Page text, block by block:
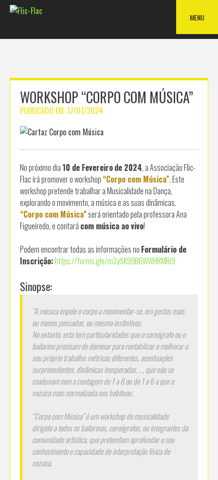
Skip
MENU
WORKSHOP “CORPO COM MÚSICA”
PUBLICADO EM:17/01/2024
No próximo dia 10 de Fevereirode 2024, a Associação Flic-
Flac irá promover o workshop “Corpo com Música”. Este
workshop pretende trabalhar a Musicalidade na Dança,
explorando o movimento, a música e as suas dinâmicas.
“Corpo com Música”será orientado pela professora Ana
Figueiredo, e contará com música ao vivo!
Podem encontrar todas as informações no Formulário de
Inscrição:https://forms.gle/m3ySK99B6WWHRMRi9
Sinopse:
“A música impele o corpo a movimentar-se, em gestos mais
ou menos pensados, ou mesmo instintivos.
No entanto, esta tem particularidades que o coreógrafo ou o
bailarino precisam de dominar para rentabilizar e melhorar o
seu próprio trabalho: métricas diferentes, acentuações
surpreendentes, dinâmicas inesperadas, …, que não se
coadunam com a contagem de 1 a 8 ou de 1 a 6 a que a
música mais normalizada nos habituou.
“Corpo com Música” é um workshop de musicalidade
dirigido a todos os bailarinos, coreógrafos, ou integrantes da
comunidade artística, que pretendam aprofundar o seu
conhecimento e capacidade de interpretação física de
música.